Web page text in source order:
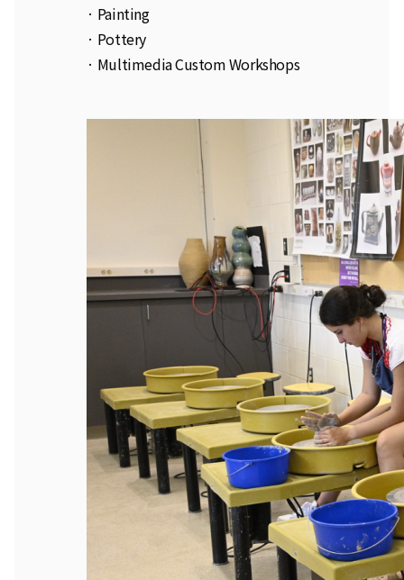
· Painting
· Pottery
· Multimedia Custom Workshops